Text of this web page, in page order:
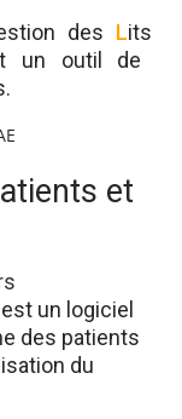
des Lits
un outil de
et
un logiciel
des patients
du